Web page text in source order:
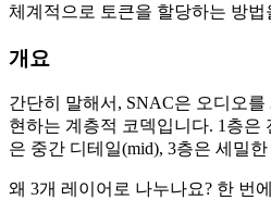
체계적으로 토큰을 할당하는 방
개요
간단히 말해서, SNAC은 오디오
현하는 계층적 코덱입니다. 1층은
은 중간 디테일(mid), 3층은 세밀
왜 3개 레이어로 나누나요? 한 번